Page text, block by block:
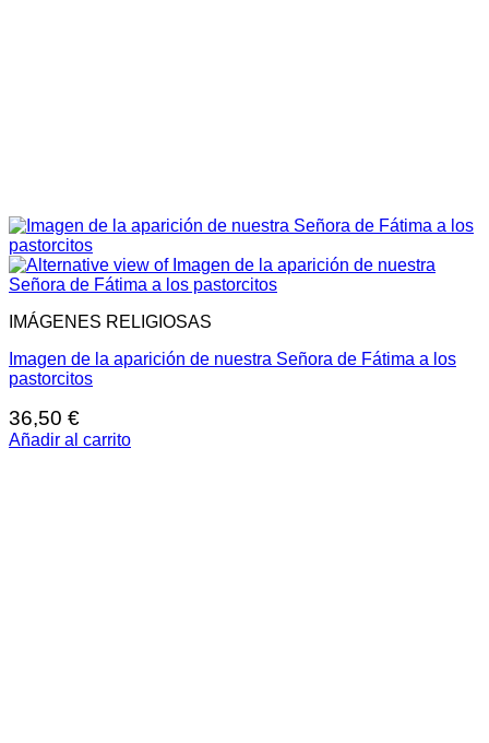
IMÁGENES RELIGIOSAS
Imagen de la aparición de nuestra Señora de Fátima a los
pastorcitos
36,50 €
Añadir al carrito